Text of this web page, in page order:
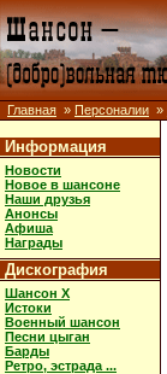
Главная » Персоналии »
Информация
Новости
Новое в шансоне
Наши друзья
Анонсы
Афиша
Награды
Дискография
Шансон X
Истоки
Военный шансон
Песни цыган
Барды
Ретро, эстрада ...